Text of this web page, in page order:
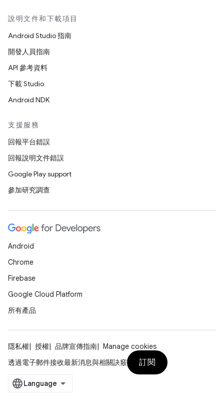
說明文件和下載項目
Android Studio 指南
開發人員指南
API 參考資料
下載 Studio
Android NDK
支援服務
回報平台錯誤
回報說明文件錯誤
Google Play support
參加研究調查
Android
Chrome
Firebase
Google Cloud Platform
所有產品
隱私權 授權 品牌宣傳指南
Manage cookies
透過電子郵件接收最新消息與相關訣竅
訂閱